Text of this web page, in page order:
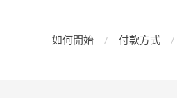
如何開始 付款方式